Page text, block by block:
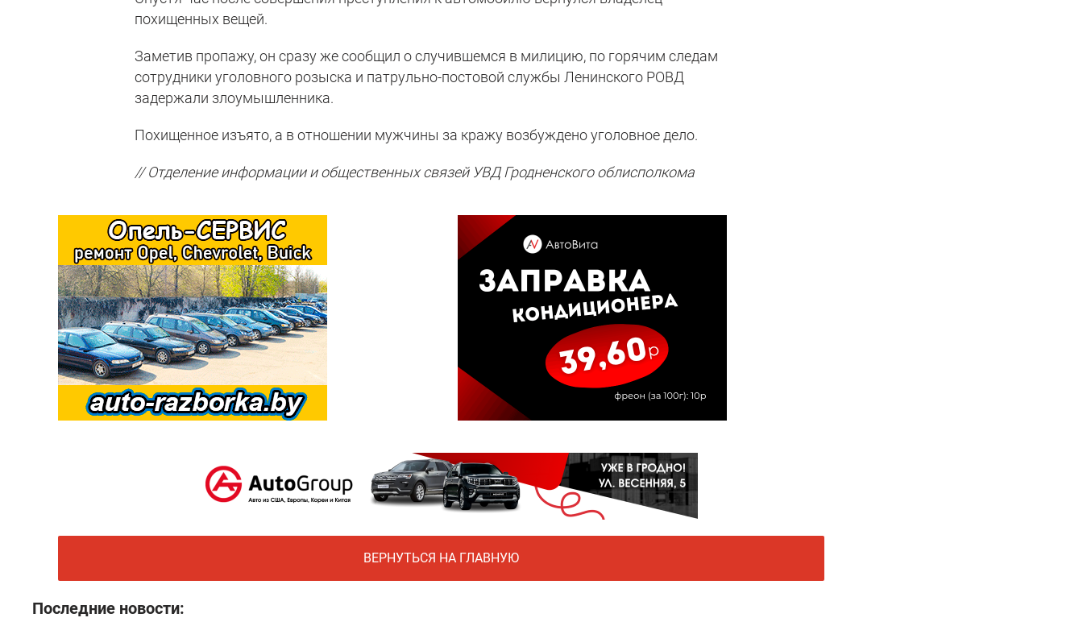
похищенных вещей.
Заметив пропажу, он сразу же сообщил о случившемся в милицию, по горячим следам
сотрудники уголовного розыска и патрульно-постовой службы Ленинского РОВД
задержали злоумышленника.
Похищенное изъято, а в отношении мужчины за кражу возбуждено уголовное дело.
// Отделение информации и общественных связей УВД Гродненского облисполкома
ВЕРНУТЬСЯ НА ГЛАВНУЮ
Последние новости: